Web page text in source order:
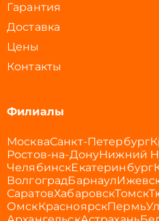
Гарантия
Доставка
Цены
Контакты
Филиалы
МоскваСанкт-Петербург
Ростов-на-ДонуНижний
ЧелябинскЕкатеринбург
ВолгоградБарнаул
СаратовХабаровскТомск
ОмскКрасноярскПермь